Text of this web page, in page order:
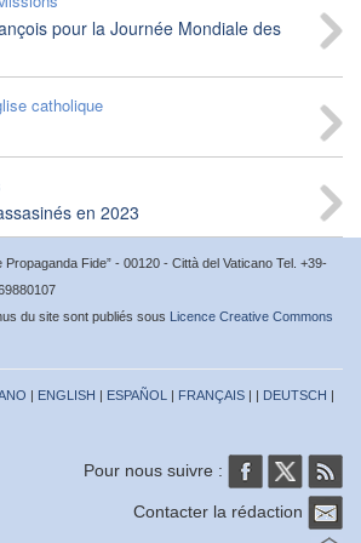
pour la Journée Mondiale des
catholique
en 2023
Fide” - 00120 - Città del Vaticano Tel. +39-
du site sont publiés sous Licence Creative Commons
| ENGLISH | ESPAÑOL | FRANÇAIS | | DEUTSCH |
Pour nous suivre :
Contacter la rédaction